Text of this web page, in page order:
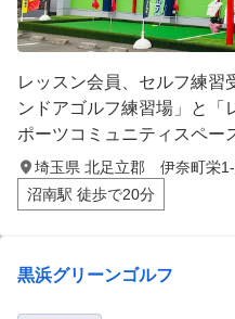
レッスン会員、セルフ練
ンドアゴルフ練習場」と「
ポーツコミュニティスペー
埼玉県 北足立郡 伊奈町栄1-
沼南駅 徒歩で20分
黒浜グリーンゴルフ